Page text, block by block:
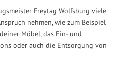
Freytag Wolfsburg viele
nehmen, wie zum Beispiel
Möbel, das Ein- und
oder auch die Entsorgung von